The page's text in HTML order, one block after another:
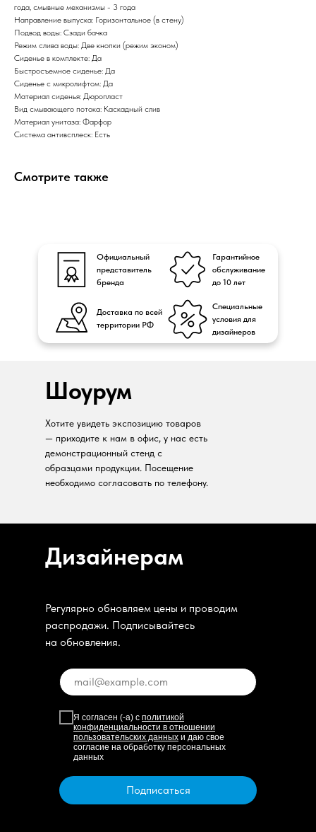
года, смывные механизмы - 3 года
Направление выпуска: Горизонтальное (в стену)
Подвод воды: Сзади бачка
Режим слива воды: Две кнопки (режим эконом)
Сиденье в комплекте: Да
Быстросъемное сиденье: Да
Сиденье с микролифтом: Да
Материал сиденья: Дюропласт
Вид смывающего потока: Каскадный слив
Материал унитаза: Фарфор
Система антивсплеск: Есть
Смотрите также
Официальный
представитель
бренда
Доставка по всей
территории РФ
Гарантийное
обслуживание
до 10 лет
Специальные
условия для
дизайнеров
Шоурум
Хотите увидеть экспозицию товаров
— приходите к нам в офис, у нас есть
демонстрационный стенд с
образцами продукции. Посещение
необходимо согласовать по телефону.
Дизайнерам
Регулярно обновляем цены и проводим
распродажи. Подписывайтесь
на обновления.
Я согласен (-а) с политикой
конфиденциальности в отношении
пользовательских данных и даю свое
согласие на обработку персональных
данных
Подписаться